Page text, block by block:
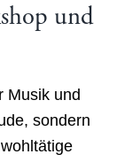
und
Musik und
sondern
ätige